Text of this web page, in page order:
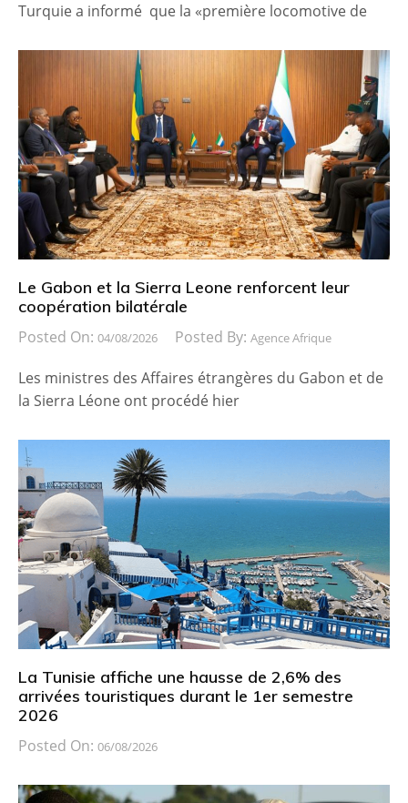
Turquie a informé que la «première locomotive de
Le Gabon et la Sierra Leone renforcent leur
coopération bilatérale
Posted On: 04/08/2026 Posted By: Agence Afrique
Les ministres des Affaires étrangères du Gabon et de
la Sierra Léone ont procédé hier
La Tunisie affiche une hausse de 2,6% des
arrivées touristiques durant le 1er semestre
2026
Posted On: 06/08/2026